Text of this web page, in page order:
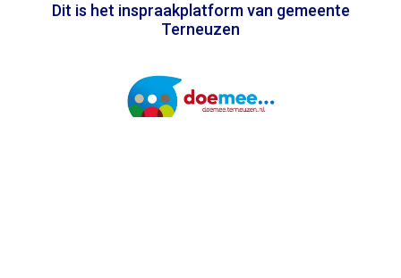
Dit is het inspraakplatform van gemeente
Terneuzen